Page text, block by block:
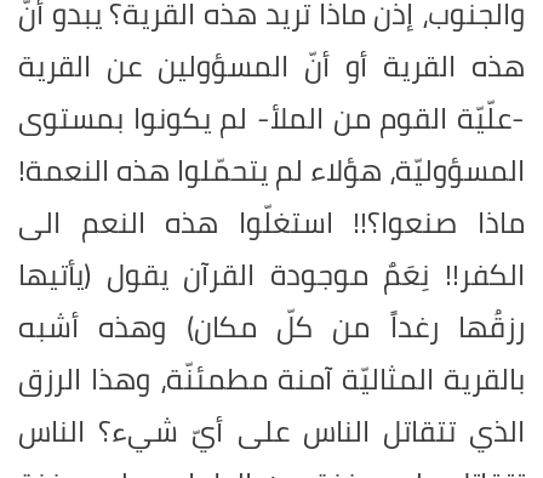
والجنوب، إذن ماذا تريد هذه القرية؟ يبدو أنّ
هذه القرية أو أنّ المسؤولين عن القرية
-علّيّة القوم من الملأ- لم يكونوا بمستوى
المسؤوليّة، هؤلاء لم يتحمّلوا هذه النعمة!
ماذا صنعوا؟!! استغلّوا هذه النعم الى
الكفر!! نِعَمٌ موجودة القرآن يقول (يأتيها
رزقُها رغداً من كلّ مكان) وهذه أشبه
بالقرية المثاليّة آمنة مطمئنّة، وهذا الرزق
الذي تتقاتل الناس على أيّ شيء؟ الناس